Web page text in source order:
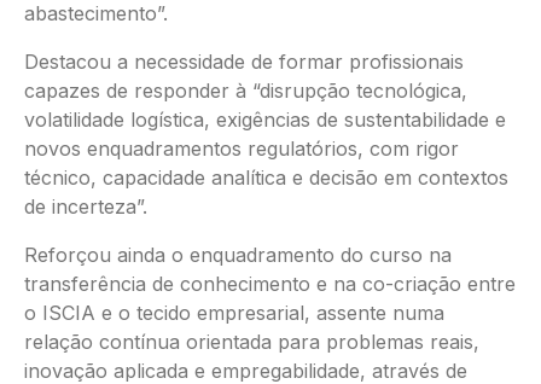
abastecimento”.
Destacou a necessidade de formar profissionais
capazes de responder à “disrupção tecnológica,
volatilidade logística, exigências de sustentabilidade e
novos enquadramentos regulatórios, com rigor
técnico, capacidade analítica e decisão em contextos
de incerteza”.
Reforçou ainda o enquadramento do curso na
transferência de conhecimento e na co-criação entre
o ISCIA e o tecido empresarial, assente numa
relação contínua orientada para problemas reais,
inovação aplicada e empregabilidade, através de